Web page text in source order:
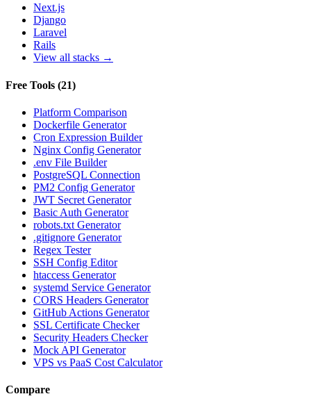
Next.js
Django
Laravel
Rails
View all stacks →
Free Tools (21)
Platform Comparison
Dockerfile Generator
Cron Expression Builder
Nginx Config Generator
.env File Builder
PostgreSQL Connection
PM2 Config Generator
JWT Secret Generator
Basic Auth Generator
robots.txt Generator
.gitignore Generator
Regex Tester
SSH Config Editor
htaccess Generator
systemd Service Generator
CORS Headers Generator
GitHub Actions Generator
SSL Certificate Checker
Security Headers Checker
Mock API Generator
VPS vs PaaS Cost Calculator
Compare